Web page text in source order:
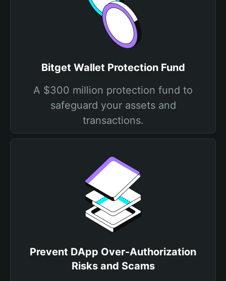
Bitget Wallet Protection Fund
A $300 million protection fund to
safeguard your assets and
transactions.
Prevent DApp Over-Authorization
Risks and Scams